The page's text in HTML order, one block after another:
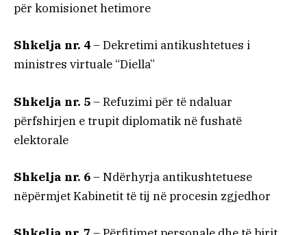
për komisionet hetimore
Shkelja nr. 4– Dekretimi antikushtetues i
ministres virtuale “Diella”
Shkelja nr. 5– Refuzimi për të ndaluar
përfshirjen e trupit diplomatik në fushatë
elektorale
Shkelja nr. 6– Ndërhyrja antikushtetuese
nëpërmjet Kabinetit të tij në procesin zgjedhor